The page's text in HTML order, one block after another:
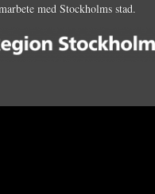
med Stockholms stad.